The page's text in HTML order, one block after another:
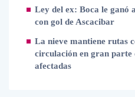
Ley del ex: Boca le ganó
con gol de Ascacibar
La nieve mantiene rutas
circulación en gran parte
afectadas